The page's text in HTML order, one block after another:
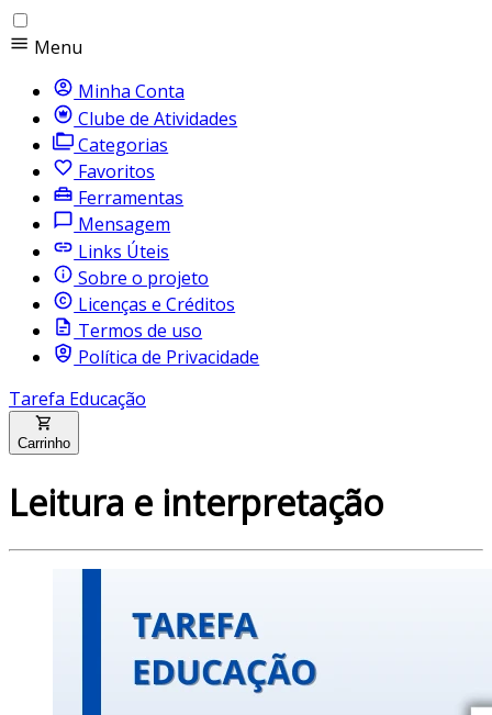
Menu
Minha Conta
Clube de Atividades
Categorias
Favoritos
Ferramentas
Mensagem
Links Úteis
Sobre o projeto
Licenças e Créditos
Termos de uso
Política de Privacidade
Tarefa Educação
Carrinho
Leitura e interpretação